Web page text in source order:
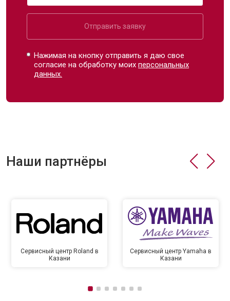
Отправить заявку
Нажимая на кнопку отправить я даю свое
согласие на обработку моихперсональных
данных.
Наши партнёры
Сервисный центр Roland в
Казани
Сервисный центр Yamaha в
Казани